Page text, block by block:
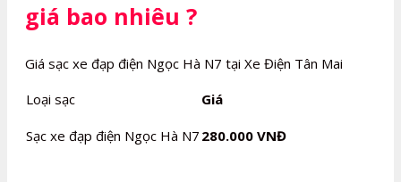
giá bao nhiêu ?
Giá sạc xe đạp điện Ngọc Hà N7 tại Xe Điện Tân Mai
Loại sạc
Giá
Sạc xe đạp điện Ngọc Hà N7 280.000 VNĐ